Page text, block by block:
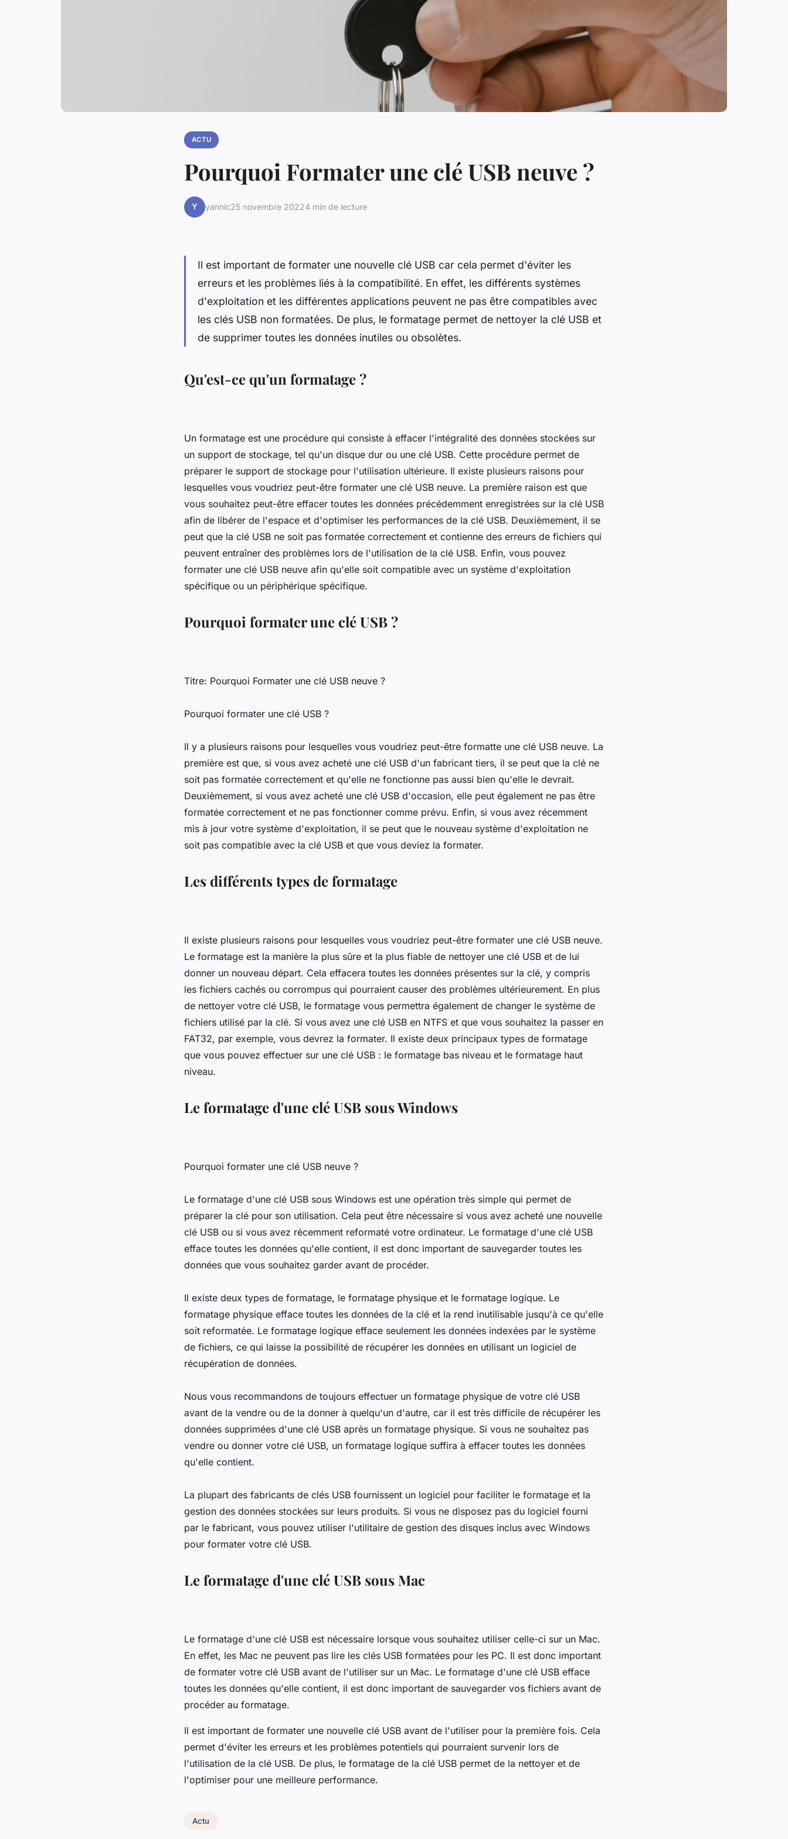
ACTU
Pourquoi Formater une clé USB neuve ?
Y yannic25 novembre 20224 min de lecture
Il est important de formater une nouvelle clé USB car cela permet d'éviter les
erreurs et les problèmes liés à la compatibilité. En effet, les différents systèmes
d'exploitation et les différentes applications peuvent ne pas être compatibles avec
les clés USB non formatées. De plus, le formatage permet de nettoyer la clé USB et
de supprimer toutes les données inutiles ou obsolètes.
Qu'est-ce qu'un formatage ?
Un formatage est une procédure qui consiste à effacer l'intégralité des données stockées sur
un support de stockage, tel qu'un disque dur ou une clé USB. Cette procédure permet de
préparer le support de stockage pour l'utilisation ultérieure. Il existe plusieurs raisons pour
lesquelles vous voudriez peut-être formater une clé USB neuve. La première raison est que
vous souhaitez peut-être effacer toutes les données précédemment enregistrées sur la clé USB
afin de libérer de l'espace et d'optimiser les performances de la clé USB. Deuxièmement, il se
peut que la clé USB ne soit pas formatée correctement et contienne des erreurs de fichiers qui
peuvent entraîner des problèmes lors de l'utilisation de la clé USB. Enfin, vous pouvez
formater une clé USB neuve afin qu'elle soit compatible avec un système d'exploitation
spécifique ou un périphérique spécifique.
Pourquoi formater une clé USB ?
Titre: Pourquoi Formater une clé USB neuve ?
Pourquoi formater une clé USB ?
Il y a plusieurs raisons pour lesquelles vous voudriez peut-être formatte une clé USB neuve. La
première est que, si vous avez acheté une clé USB d'un fabricant tiers, il se peut que la clé ne
soit pas formatée correctement et qu'elle ne fonctionne pas aussi bien qu'elle le devrait.
Deuxièmement, si vous avez acheté une clé USB d'occasion, elle peut également ne pas être
formatée correctement et ne pas fonctionner comme prévu. Enfin, si vous avez récemment
mis à jour votre système d'exploitation, il se peut que le nouveau système d'exploitation ne
soit pas compatible avec la clé USB et que vous deviez la formater.
Les différents types de formatage
Il existe plusieurs raisons pour lesquelles vous voudriez peut-être formater une clé USB neuve.
Le formatage est la manière la plus sûre et la plus fiable de nettoyer une clé USB et de lui
donner un nouveau départ. Cela effacera toutes les données présentes sur la clé, y compris
les fichiers cachés ou corrompus qui pourraient causer des problèmes ultérieurement. En plus
de nettoyer votre clé USB, le formatage vous permettra également de changer le système de
fichiers utilisé par la clé. Si vous avez une clé USB en NTFS et que vous souhaitez la passer en
FAT32, par exemple, vous devrez la formater. Il existe deux principaux types de formatage
que vous pouvez effectuer sur une clé USB : le formatage bas niveau et le formatage haut
niveau.
Le formatage d'une clé USB sous Windows
Pourquoi formater une clé USB neuve ?
Le formatage d'une clé USB sous Windows est une opération très simple qui permet de
préparer la clé pour son utilisation. Cela peut être nécessaire si vous avez acheté une nouvelle
clé USB ou si vous avez récemment reformaté votre ordinateur. Le formatage d'une clé USB
efface toutes les données qu'elle contient, il est donc important de sauvegarder toutes les
données que vous souhaitez garder avant de procéder.
Il existe deux types de formatage, le formatage physique et le formatage logique. Le
formatage physique efface toutes les données de la clé et la rend inutilisable jusqu'à ce qu'elle
soit reformatée. Le formatage logique efface seulement les données indexées par le système
de fichiers, ce qui laisse la possibilité de récupérer les données en utilisant un logiciel de
récupération de données.
Nous vous recommandons de toujours effectuer un formatage physique de votre clé USB
avant de la vendre ou de la donner à quelqu'un d'autre, car il est très difficile de récupérer les
données supprimées d'une clé USB après un formatage physique. Si vous ne souhaitez pas
vendre ou donner votre clé USB, un formatage logique suffira à effacer toutes les données
qu'elle contient.
La plupart des fabricants de clés USB fournissent un logiciel pour faciliter le formatage et la
gestion des données stockées sur leurs produits. Si vous ne disposez pas du logiciel fourni
par le fabricant, vous pouvez utiliser l'utilitaire de gestion des disques inclus avec Windows
pour formater votre clé USB.
Le formatage d'une clé USB sous Mac
Le formatage d'une clé USB est nécessaire lorsque vous souhaitez utiliser celle-ci sur un Mac.
En effet, les Mac ne peuvent pas lire les clés USB formatées pour les PC. Il est donc important
de formater votre clé USB avant de l'utiliser sur un Mac. Le formatage d'une clé USB efface
toutes les données qu'elle contient, il est donc important de sauvegarder vos fichiers avant de
procéder au formatage.
Il est important de formater une nouvelle clé USB avant de l'utiliser pour la première fois. Cela
permet d'éviter les erreurs et les problèmes potentiels qui pourraient survenir lors de
l'utilisation de la clé USB. De plus, le formatage de la clé USB permet de la nettoyer et de
l'optimiser pour une meilleure performance.
Actu